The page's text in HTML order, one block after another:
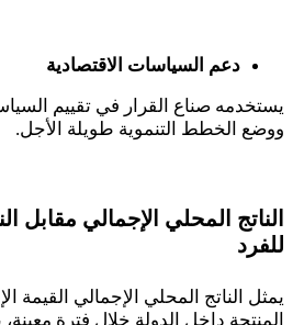
دعم السياسات الاقتصادية
يستخدمه صناع القرار في تقييم
ووضع الخطط التنموية طويلة الأجل.
الناتج المحلي الإجمالي مقابل
للفرد
يمثل الناتج المحلي الإجمالي القيمة
المنتجة داخل الدولة خلال فترة معينة،